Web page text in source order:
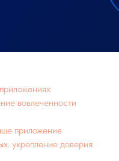
вовлеченности
приложение
укрепление доверия